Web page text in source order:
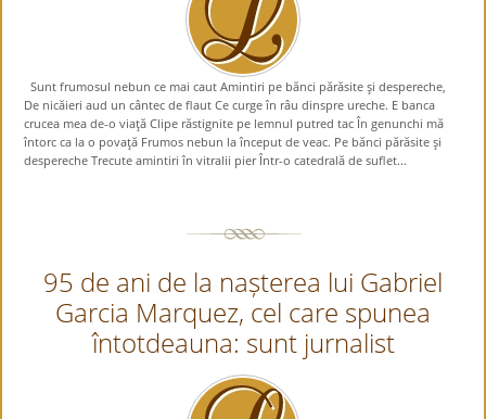
Sunt frumosul nebun ce mai caut Amintiri pe bănci părăsite şi despereche,
De nicăieri aud un cântec de flaut Ce curge în râu dinspre ureche. E banca
crucea mea de-o viaţă Clipe răstignite pe lemnul putred tac În genunchi mă
întorc ca la o povaţă Frumos nebun la început de veac. Pe bănci părăsite şi
despereche Trecute amintiri în vitralii pier Într-o catedrală de suflet...
95 de ani de la nașterea lui Gabriel
Garcia Marquez, cel care spunea
întotdeauna: sunt jurnalist